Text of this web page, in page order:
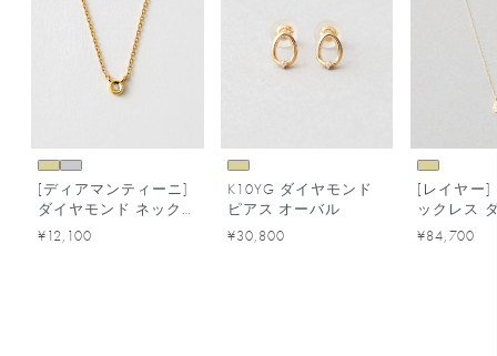
[ディアマンティーニ]
ダイヤモンド ネック
レス
¥12,100
K10YG ダイヤモンド
ピアス オーバル
¥30,800
[レイヤー]
ックレス
ド
¥84,700